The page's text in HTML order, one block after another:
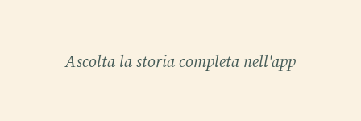
Ascolta la storia completa nell'app